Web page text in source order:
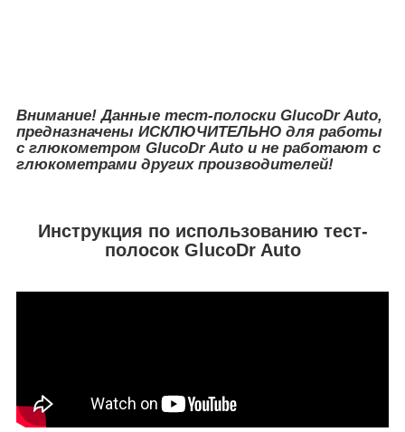
Внимание! Данные тест-полоски GlucoDr Auto,
предназначены ИСКЛЮЧИТЕЛЬНО для работы
с глюкометром GlucoDr Auto и не работают с
глюкометрами других производителей!
Инструкция по использованию тест-
полосок GlucoDr Auto